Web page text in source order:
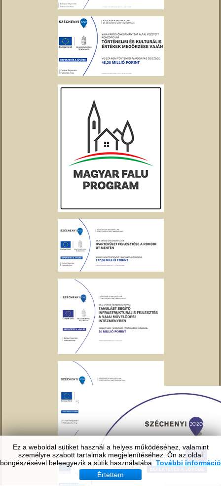
Ez a weboldal sütiket használ a helyes működéséhez, valamint
személyre szabott tartalmak megjelenítéséhez. Ön az oldal
böngészésével beleegyezik a sütik használatába. További információ
Értettem